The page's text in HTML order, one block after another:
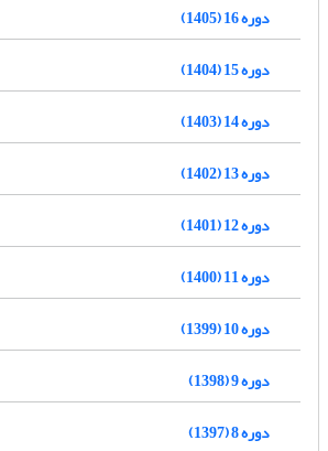
دوره 16 (1405)
دوره 15 (1404)
دوره 14 (1403)
دوره 13 (1402)
دوره 12 (1401)
دوره 11 (1400)
دوره 10 (1399)
دوره 9 (1398)
دوره 8 (1397)